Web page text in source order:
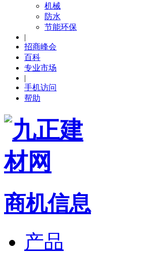
机械
防水
节能环保
|
招商峰会
百科
专业市场
|
手机访问
帮助
商机信息
产品